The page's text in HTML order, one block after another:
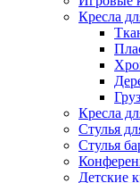
Кресла
Кресла
Стулья
Стулья
Детские